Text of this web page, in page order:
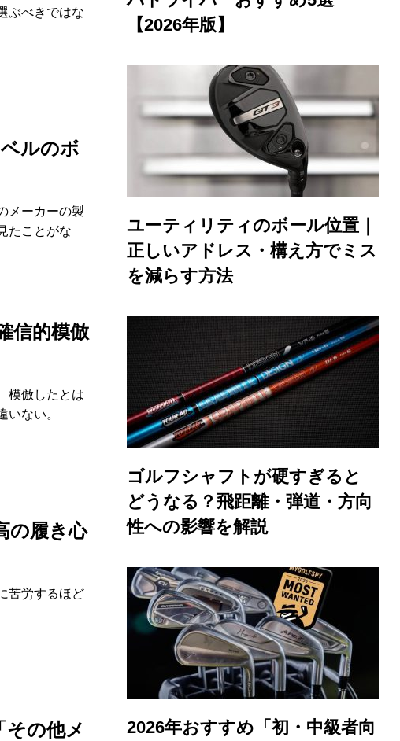
ぶべきではな
ルのボ
メーカーの製
たことがな
信的模倣
模倣したとは
ない。
の履き心
苦労するほど
の他メ
【2026年版】
ユーティリティのボール位置｜
正しいアドレス・構え方でミス
を減らす方法
ゴルフシャフトが硬すぎると
どうなる？飛距離・弾道・方向
性への影響を解説
2026年おすすめ「初・中級者向